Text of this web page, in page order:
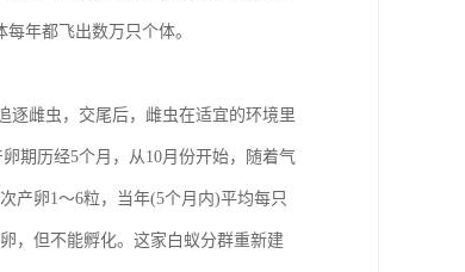
年都飞出数万只个体。
逐雌虫，交尾后，雌虫在适宜的环境里
期历经5个月，从10月份开始，随着气
产卵1～6粒，当年(5个月内)平均每只
，但不能孵化。这家白蚁分群重新建